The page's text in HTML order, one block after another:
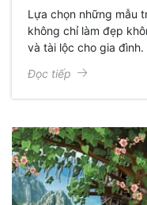
Lựa chọn những mẫu
không chỉ làm đẹp
và tài lộc cho gia đình.
giả ngọc phù hợp với
Đọc tiếp